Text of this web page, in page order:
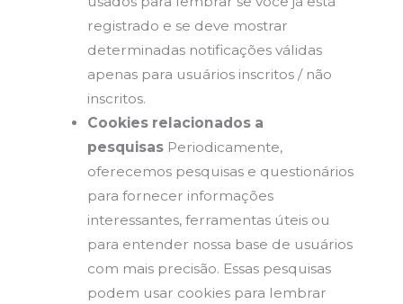
registrado e se deve mostrar
determinadas notificações válidas
apenas para usuários inscritos / não
inscritos.
Cookies relacionados a
pesquisasPeriodicamente,
oferecemos pesquisas e questionários
para fornecer informações
interessantes, ferramentas úteis ou
para entender nossa base de usuários
com mais precisão. Essas pesquisas
podem usar cookies para lembrar